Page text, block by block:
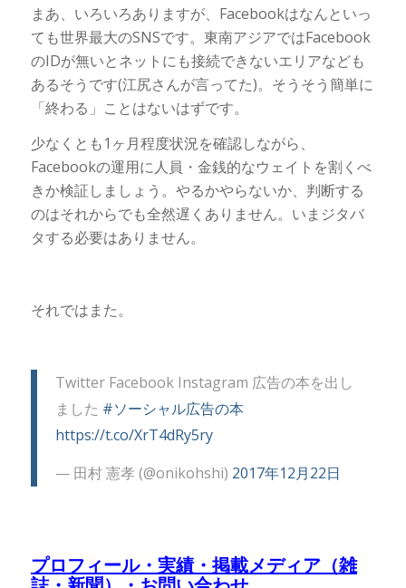
まあ、いろいろありますが、Facebookはなんといっ
ても世界最大のSNSです。東南アジアではFacebook
のIDが無いとネットにも接続できないエリアなども
あるそうです(江尻さんが言ってた)。そうそう簡単に
「終わる」ことはないはずです。
少なくとも1ヶ月程度状況を確認しながら、
Facebookの運用に人員・金銭的なウェイトを割くべ
きか検証しましょう。やるかやらないか、判断する
のはそれからでも全然遅くありません。いまジタバ
タする必要はありません。
それではまた。
Twitter Facebook Instagram 広告の本を出し
ました #ソーシャル広告の本
https://t.co/XrT4dRy5ry
— 田村 憲孝 (@onikohshi) 2017年12月22日
プロフィール・実績・掲載メディア（雑